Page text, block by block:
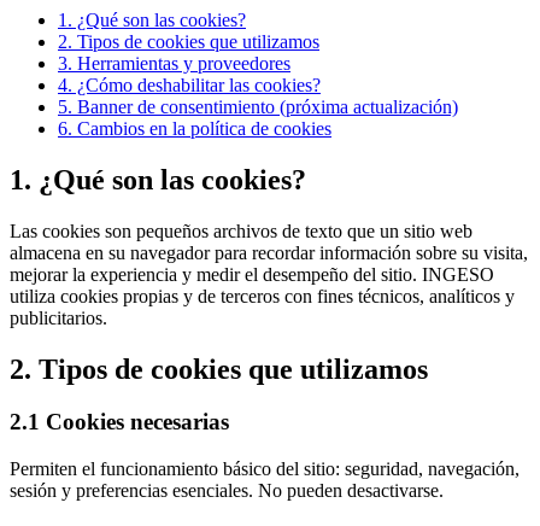
1. ¿Qué son las cookies?
2. Tipos de cookies que utilizamos
3. Herramientas y proveedores
4. ¿Cómo deshabilitar las cookies?
5. Banner de consentimiento (próxima actualización)
6. Cambios en la política de cookies
1. ¿Qué son las cookies?
Las cookies son pequeños archivos de texto que un sitio web
almacena en su navegador para recordar información sobre su visita,
mejorar la experiencia y medir el desempeño del sitio. INGESO
utiliza cookies propias y de terceros con fines técnicos, analíticos y
publicitarios.
2. Tipos de cookies que utilizamos
2.1 Cookies necesarias
Permiten el funcionamiento básico del sitio: seguridad, navegación,
sesión y preferencias esenciales. No pueden desactivarse.